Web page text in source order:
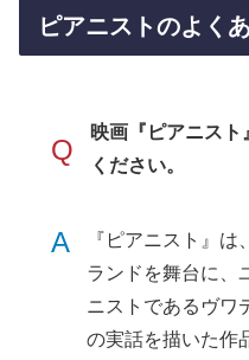
ピアニストのよく
Q
映画『ピアニス
ください。
A
『ピアニスト』
ランドを舞台に、
ニストであるヴワ
の実話を描いた作